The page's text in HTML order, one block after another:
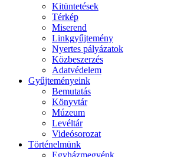
Kitüntetések
Térkép
Miserend
Linkgyűjtemény
Nyertes pályázatok
Közbeszerzés
Adatvédelem
Gyűjteményeink
Bemutatás
Könyvtár
Múzeum
Levéltár
Videósorozat
Történelmünk
Egyházmegyénk